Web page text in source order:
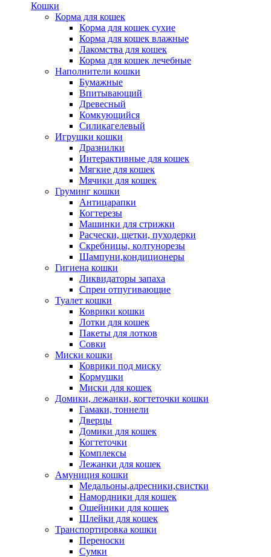
Кошки
Корма для кошек
Корма для кошек сухие
Корма для кошек влажные
Лакомства для кошек
Корма для кошек лечебные
Наполнители кошки
Бумажные
Впитывающий
Древесный
Комкующийся
Силикагелевый
Игрушки кошки
Дразнилки
Интерактивные для кошек
Мягкие для кошек
Мячики для кошек
Груминг кошки
Антицарапки
Когтерезы
Машинки для стрижки
Расчески, щетки, пуходерки
Скребницы, колтунорезы
Шампуни,кондиционеры
Гигиена кошки
Ликвидаторы запаха
Спреи отпугивающие
Туалет кошки
Коврики кошки
Лотки для кошек
Пакеты для лотков
Совки
Миски кошки
Коврики под миску
Кормушки
Миски для кошек
Домики, лежанки, когтеточки кошки
Гамаки, тоннели
Дверцы
Домики для кошек
Когтеточки
Комплексы
Лежанки для кошек
Амуниция кошки
Медальоны,адресники,свистки
Намордники для кошек
Ошейники для кошек
Шлейки для кошек
Транспортировка кошки
Переноски
Сумки